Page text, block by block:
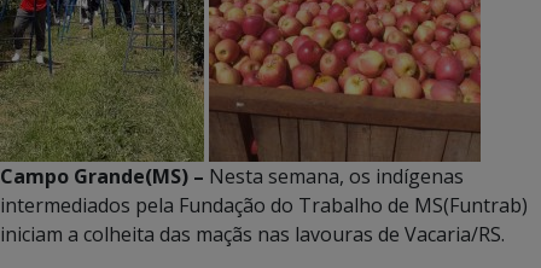
Campo Grande(MS) – Nesta semana, os indígenas
intermediados pela Fundação do Trabalho de MS(Funtrab)
iniciam a colheita das maçãs nas lavouras de Vacaria/RS.